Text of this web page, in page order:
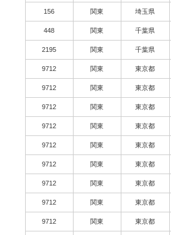
156 関東 埼玉県
448 関東 千葉県
2195 関東 千葉県
9712 関東 東京都
9712 関東 東京都
9712 関東 東京都
9712 関東 東京都
9712 関東 東京都
9712 関東 東京都
9712 関東 東京都
9712 関東 東京都
9712 関東 東京都